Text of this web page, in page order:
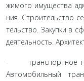
жимого имущества
ния. Строительство
тельство. Закупки в
деятельность.
- транспортное
Автомобильный